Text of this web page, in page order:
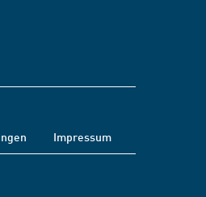
Impressum